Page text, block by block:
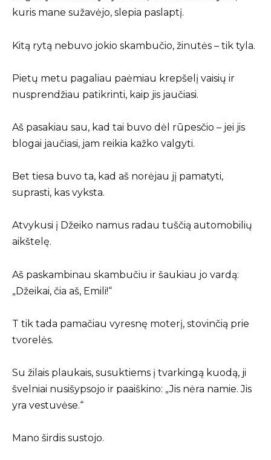
kuris mane sužavėjo, slepia paslaptį.
Kitą rytą nebuvo jokio skambučio, žinutės – tik tyla.
Pietų metu pagaliau paėmiau krepšelį vaisių ir
nusprendžiau patikrinti, kaip jis jaučiasi.
Aš pasakiau sau, kad tai buvo dėl rūpesčio – jei jis
blogai jaučiasi, jam reikia kažko valgyti.
Bet tiesa buvo ta, kad aš norėjau jį pamatyti,
suprasti, kas vyksta.
Atvykusi į Džeiko namus radau tuščią automobilių
aikštelę.
Aš paskambinau skambučiu ir šaukiau jo vardą:
„Džeikai, čia aš, Emili!“
T tik tada pamačiau vyresnę moterį, stovinčią prie
tvorelės.
Su žilais plaukais, susuktiems į tvarkingą kuodą, ji
švelniai nusišypsojo ir paaiškino: „Jis nėra namie. Jis
yra vestuvėse.“
Mano širdis sustojo.